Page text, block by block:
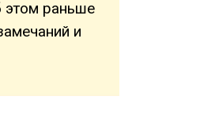
этом раньше
и